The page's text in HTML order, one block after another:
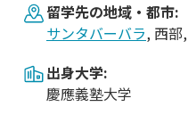
留学先の地域・都市:
サンタバーバラ, 西部,
出身大学:
慶應義塾大学